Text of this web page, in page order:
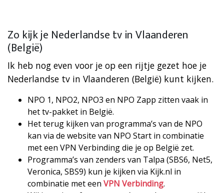
Zo kijk je Nederlandse tv in Vlaanderen
(België)
Ik heb nog even voor je op een rijtje gezet hoe je
Nederlandse tv in Vlaanderen (België) kunt kijken.
NPO 1, NPO2, NPO3 en NPO Zapp zitten vaak in
het tv-pakket in België.
Het terug kijken van programma’s van de NPO
kan via de website van NPO Start in combinatie
met een VPN Verbinding die je op België zet.
Programma’s van zenders van Talpa (SBS6, Net5,
Veronica, SBS9) kun je kijken via Kijk.nl in
combinatie met een VPN Verbinding.